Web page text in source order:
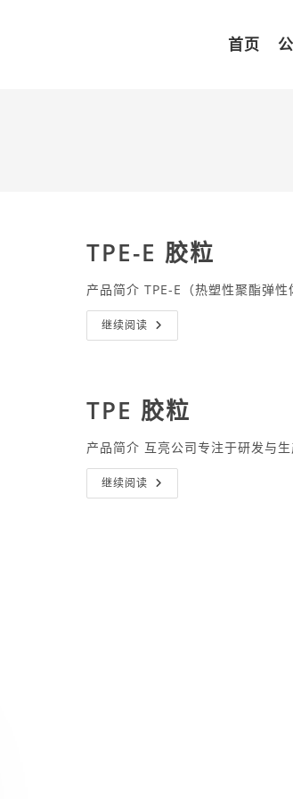
首页
TPE-E 胶粒
产品简介 TPE-E（热塑性聚酯弹
继续阅读 TPE-
E
TPE 胶粒
产品简介 互亮公司专注于研发与
继续阅读 TPE
胶